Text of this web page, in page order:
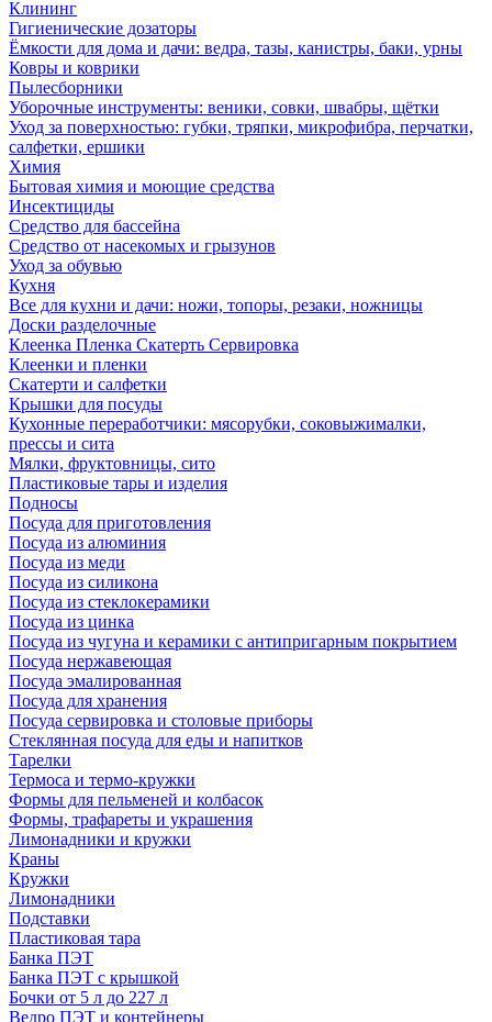
Клининг
Гигиенические дозаторы
Ёмкости для дома и дачи: ведра, тазы, канистры, баки, урны
Ковры и коврики
Пылесборники
Уборочные инструменты: веники, совки, швабры, щётки
Уход за поверхностью: губки, тряпки, микрофибра, перчатки,
салфетки, ершики
Химия
Бытовая химия и моющие средства
Инсектициды
Средство для бассейна
Средство от насекомых и грызунов
Уход за обувью
Кухня
Все для кухни и дачи: ножи, топоры, резаки, ножницы
Доски разделочные
Клеенка Пленка Скатерть Сервировка
Клеенки и пленки
Скатерти и салфетки
Крышки для посуды
Кухонные переработчики: мясорубки, соковыжималки,
прессы и сита
Мялки, фруктовницы, сито
Пластиковые тары и изделия
Подносы
Посуда для приготовления
Посуда из алюминия
Посуда из меди
Посуда из силикона
Посуда из стеклокерамики
Посуда из цинка
Посуда из чугуна и керамики с антипригарным покрытием
Посуда нержавеющая
Посуда эмалированная
Посуда для хранения
Посуда сервировка и столовые приборы
Стеклянная посуда для еды и напитков
Тарелки
Термоса и термо-кружки
Формы для пельменей и колбасок
Формы, трафареты и украшения
Лимонадники и кружки
Краны
Кружки
Лимонадники
Подставки
Пластиковая тара
Банка ПЭТ
Банка ПЭТ с крышкой
Бочки от 5 л до 227 л
Ведро ПЭТ и контейнеры